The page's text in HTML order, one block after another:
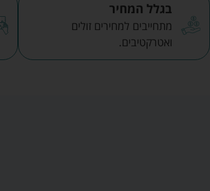
בגלל המחיר
מתחייבים למחירים זולים
ואטרקטיבים.